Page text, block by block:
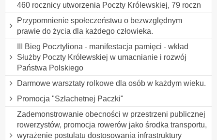
460 rocznicy utworzenia Poczty Królewskiej, 79 roczn
Przypomnienie społeczeństwu o bezwzględnym
prawie do życia dla każdego człowieka.
III Bieg Pocztyliona - manifestacja pamięci - wkład
Służby Poczty Królewskiej w umacnianie i rozwój
Państwa Polskiego
Darmowe warsztaty rolkowe dla osób w każdym wieku.
Promocja "Szlachetnej Paczki"
Zademonstrowanie obecności w przestrzeni publicznej
rowerzystów, promocja rowerów jako środka transportu,
wyrażenie postulatu dostosowania infrastruktury